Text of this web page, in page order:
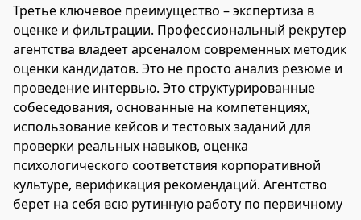
Третье ключевое преимущество – экспертиза в
оценке и фильтрации. Профессиональный рекрутер
агентства владеет арсеналом современных методик
оценки кандидатов. Это не просто анализ резюме и
проведение интервью. Это структурированные
собеседования, основанные на компетенциях,
использование кейсов и тестовых заданий для
проверки реальных навыков, оценка
психологического соответствия корпоративной
культуре, верификация рекомендаций. Агентство
берет на себя всю рутинную работу по первичному